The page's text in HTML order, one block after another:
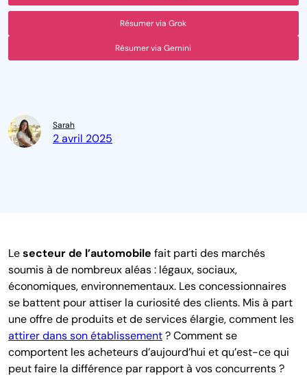
Résumer via Grok
Résumer via Gemini
Sarah
2 avril 2025
Lesecteur de l’automobile fait parti des marchés
soumis à de nombreux aléas : légaux, sociaux,
économiques, environnementaux. Les concessionnaires
se battent pour attiser la curiosité des clients. Mis à part
une offre de produits et de services élargie, comment les
attirer dans son établissement? Comment se
comportent les acheteurs d’aujourd’hui et qu’est-ce qui
peut faire la différence par rapport à vos concurrents ?